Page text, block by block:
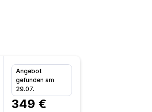
Angebot
gefunden am
29.07.
349 €